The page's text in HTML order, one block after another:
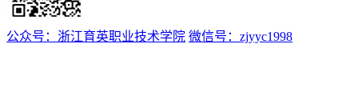
公众号：浙江育英职业技术学院 微信号：zjyyc1998